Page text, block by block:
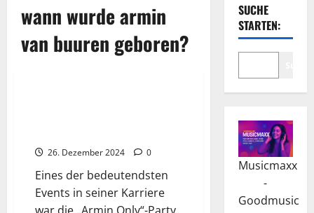
wann wurde armin
van buuren geboren?
26. Dezember 2024 0
Eines der bedeutendsten
Events in seiner Karriere
SUCHE
STARTEN:
Musicmaxx
-
Goodmusic